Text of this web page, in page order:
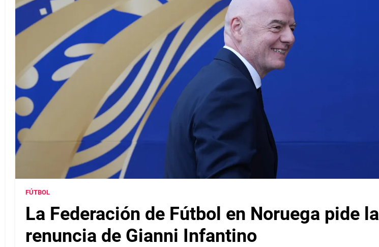
FÚTBOL
La Federación de Fútbol en Noruega pide la
renuncia de Gianni Infantino